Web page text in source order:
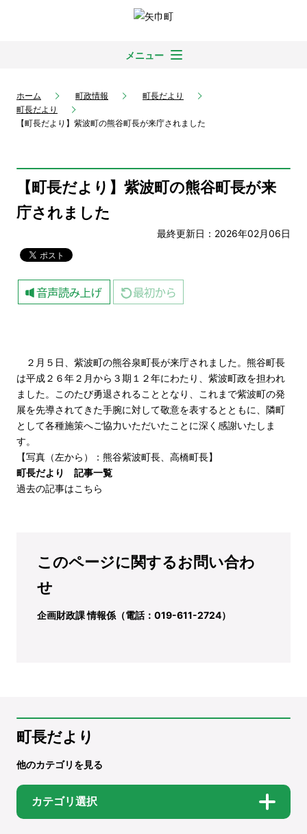
メニュー
ホーム 町政情報
町長だより
町長だより
【町長だより】紫波町の熊谷町長が来庁されました
【町長だより】紫波町の熊谷町長が来
庁されました
最終更新日：2026年02月06日
２月５日、紫波町の熊谷泉町長が来庁されました。熊谷町長
は平成２６年２月から３期１２年にわたり、紫波町政を担われ
ました。このたび勇退されることとなり、これまで紫波町の発
展を先導されてきた手腕に対して敬意を表するとともに、隣町
として各種施策へご協力いただいたことに深く感謝いたしま
す。
【写真（左から）：熊谷紫波町長、高橋町長】
町長だより 記事一覧
過去の記事はこちら
このページに関するお問い合わ
せ
企画財政課 情報係（電話：019-611-2724）
町長だより
他のカテゴリを見る
カテゴリ選択